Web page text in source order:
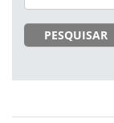
PESQUISAR